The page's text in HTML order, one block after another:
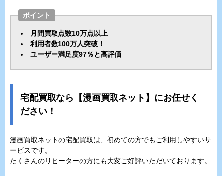
ポイント
月間買取点数10万点以上
利用者数100万人突破！
ユーザー満足度97％と高評価
宅配買取なら【漫画買取ネット】にお任せく
ださい！
漫画買取ネットの宅配買取は、初めての方でもご利用しやすいサ
ービスです。
たくさんのリピーターの方にも大変ご好評いただいております。